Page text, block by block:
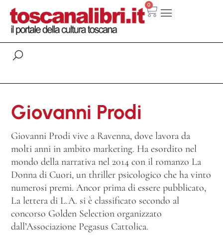
0
Giovanni Prodi
Giovanni Prodi vive a Ravenna, dove lavora da
molti anni in ambito marketing. Ha esordito nel
mondo della narrativa nel 2014 con il romanzo La
Donna di Cuori, un thriller psicologico che ha vinto
numerosi premi. Ancor prima di essere pubblicato,
La lettera di L.A. si è classificato secondo al
concorso Golden Selection organizzato
dall’Associazione Pegasus Cattolica.